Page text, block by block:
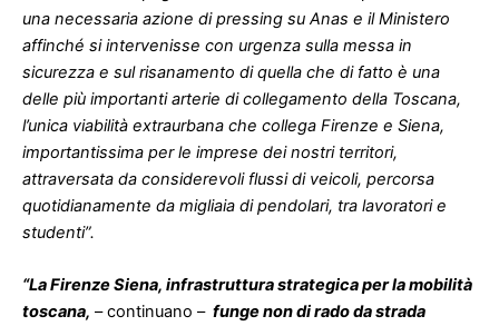
una necessaria azione di pressing su Anas e il Ministero
affinché si intervenisse con urgenza sulla messa in
sicurezza e sul risanamento di quella che di fatto è una
delle più importanti arterie di collegamento della Toscana,
l’unica viabilità extraurbana che collega Firenze e Siena,
importantissima per le imprese dei nostri territori,
attraversata da considerevoli flussi di veicoli, percorsa
quotidianamente da migliaia di pendolari, tra lavoratori e
studenti”.
“La Firenze Siena, infrastruttura strategica per la mobilità
toscana, – continuano – funge non di rado da strada